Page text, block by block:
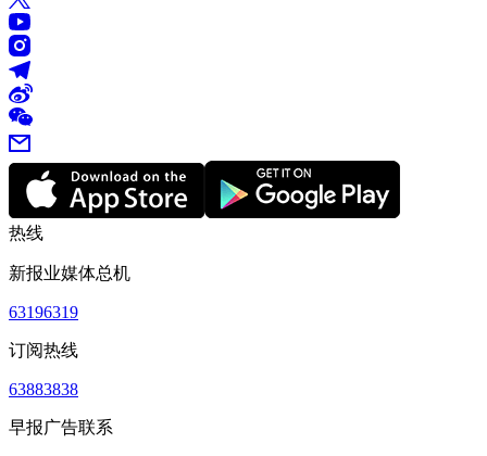
热线
新报业媒体总机
63196319
订阅热线
63883838
早报广告联系